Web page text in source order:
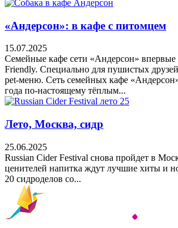
«Андерсон»: в кафе с питомцем
15.07.2025
Семейные кафе сети «Андерсон» впервые
Friendly. Специально для пушистых друзей
pet-меню. Сеть семейных кафе
года по-настоящему тёплым...
Лето, Москва, сидр
25.06.2025
Russian Cider Festival снова пройдет в
ценителей напитка ждут лучшие хиты и
20 сидроделов со...